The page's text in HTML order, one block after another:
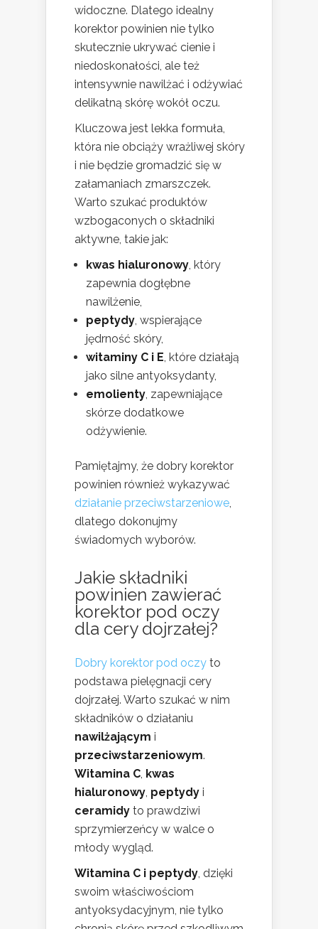
widoczne. Dlatego idealny
korektor powinien nie tylko
skutecznie ukrywać cienie i
niedoskonałości, ale też
intensywnie nawilżać i odżywiać
delikatną skórę wokół oczu.
Kluczowa jest lekka formuła,
która nie obciąży wrażliwej skóry
i nie będzie gromadzić się w
załamaniach zmarszczek.
Warto szukać produktów
wzbogaconych o składniki
aktywne, takie jak:
kwas hialuronowy, który
zapewnia dogłębne
nawilżenie,
peptydy, wspierające
jędrność skóry,
witaminy C i E, które działają
jako silne antyoksydanty,
emolienty, zapewniające
skórze dodatkowe
odżywienie.
Pamiętajmy, że dobry korektor
powinien również wykazywać
działanie przeciwstarzeniowe,
dlatego dokonujmy
świadomych wyborów.
Jakie składniki
powinien zawierać
korektor pod oczy
dla cery dojrzałej?
Dobry korektor pod oczy to
podstawa pielęgnacji cery
dojrzałej. Warto szukać w nim
składników o działaniu
nawilżającym i
przeciwstarzeniowym.
Witamina C, kwas
hialuronowy, peptydy i
ceramidy to prawdziwi
sprzymierzeńcy w walce o
młody wygląd.
Witamina C i peptydy, dzięki
swoim właściwościom
antyoksydacyjnym, nie tylko